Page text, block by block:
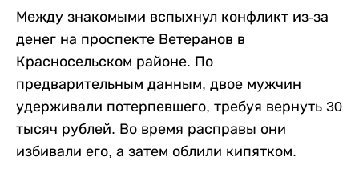
Между знакомыми вспыхнул конфликт из-за
денег на проспекте Ветеранов в
Красносельском районе. По
предварительным данным, двое мужчин
удерживали потерпевшего, требуя вернуть 30
тысяч рублей. Во время расправы они
избивали его, а затем облили кипятком.